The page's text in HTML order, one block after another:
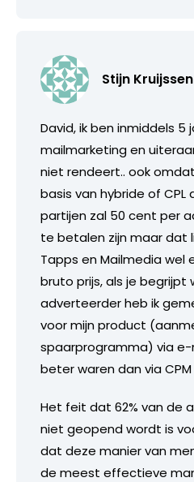
Stijn Kruijssen
David, ik ben inmiddels
mailmarketing en
niet rendeert.. ook
basis van hybride of CPL
partijen zal 50 cent per
te betalen zijn maar dat
Tapps en Mailmedia wel
bruto prijs, als je begrijpt
adverteerder heb ik
voor mijn product
spaarprogramma) via e-
beter waren dan via
Het feit dat 62% van de
niet geopend wordt is
dat deze manier van
de meest effectieve